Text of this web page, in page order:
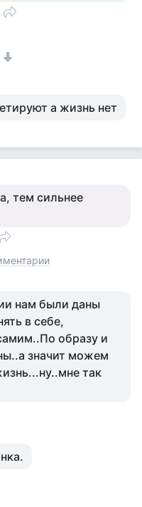
а жизнь нет
тем сильнее
нам были даны
в себе,
образу и
значит можем
так